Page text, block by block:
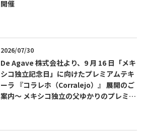
開催
2026/07/30
De Agave 株式会社より、9 月 16 日「メキ
シコ独立記念日」に向けたプレミアムテキ
ーラ 『コラレホ（Corralejo）』 展開のご
案内〜 メキシコ独立の父ゆかりのプレミア